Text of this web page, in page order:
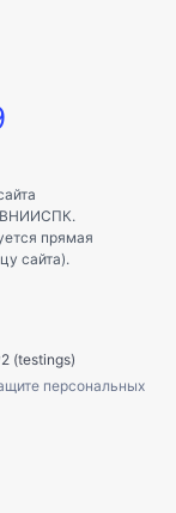
ВНИИСПК.
прямая
сайта).
(testings)
персональных